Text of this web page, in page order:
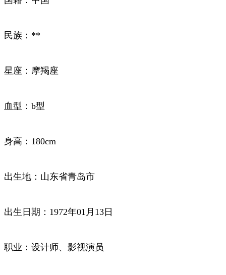
民族：**
星座：摩羯座
血型：b型
身高：180cm
出生地：山东省青岛市
出生日期：1972年01月13日
职业：设计师、影视演员